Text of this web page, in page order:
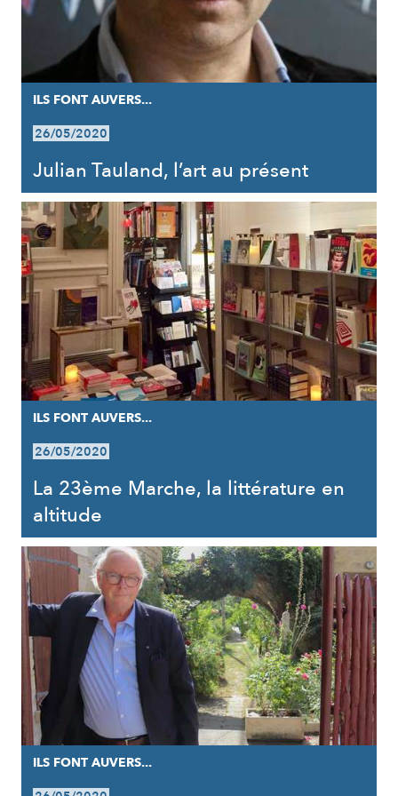
ILS FONT AUVERS...
26/05/2020
Julian Tauland, l’art au présent
ILS FONT AUVERS...
26/05/2020
La 23ème Marche, la littérature en
altitude
ILS FONT AUVERS...